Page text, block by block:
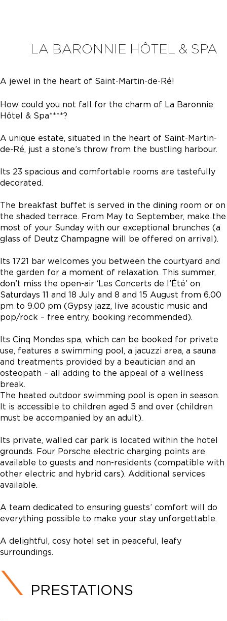
LA BARONNIE HÔTEL & SPA
A jewel in the heart of Saint-Martin-de-Ré!
How could you not fall for the charm of La Baronnie
Hôtel & Spa****?
A unique estate, situated in the heart of Saint-Martin-
de-Ré, just a stone’s throw from the bustling harbour.
Its 23 spacious and comfortable rooms are tastefully
decorated.
The breakfast buffet is served in the dining room or on
the shaded terrace. From May to September, make the
most of your Sunday with our exceptional brunches (a
glass of Deutz Champagne will be offered on arrival).
Its 1721 bar welcomes you between the courtyard and
the garden for a moment of relaxation. This summer,
don’t miss the open-air ‘Les Concerts de l’Été’ on
Saturdays 11 and 18 July and 8 and 15 August from 6.00
pm to 9.00 pm (Gypsy jazz, live acoustic music and
pop/rock – free entry, booking recommended).
Its Cinq Mondes spa, which can be booked for private
use, features a swimming pool, a jacuzzi area, a sauna
and treatments provided by a beautician and an
osteopath – all adding to the appeal of a wellness
break.
The heated outdoor swimming pool is open in season.
It is accessible to children aged 5 and over (children
must be accompanied by an adult).
Its private, walled car park is located within the hotel
grounds. Four Porsche electric charging points are
available to guests and non-residents (compatible with
other electric and hybrid cars). Additional services
available.
A team dedicated to ensuring guests’ comfort will do
everything possible to make your stay unforgettable.
A delightful, cosy hotel set in peaceful, leafy
surroundings.
PRESTATIONS